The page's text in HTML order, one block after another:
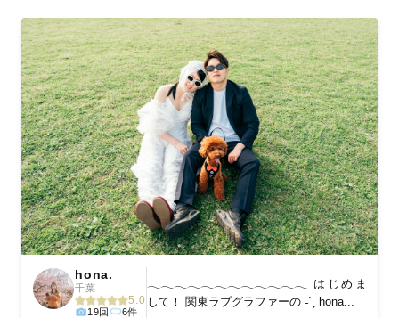
験をお届けします。
丁寧なレタッチで思い出を美しく仕上げます
撮影後は、独自の編集技術で写真の明るさや色合いを丁寧に調
整。自然な雰囲気を残しつつも、おしゃれで洗練された仕上がり
に。きっと「こんな写真を撮ってほしかった！」と思える一枚に
出会えます。まずは、ラブグラフの撮影事例をご覧ください。
hona.
千葉
5.0
19回 6件
𓂃𓂃𓂃𓂃𓂃𓂃𓂃𓂃𓂃𓂃𓂃𓂃 はじめま
して！ 関東ラブグラファーの ˗ˋˏ hona...